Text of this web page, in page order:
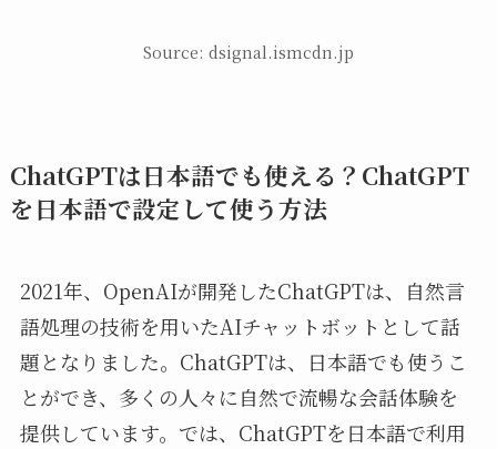
Source: dsignal.ismcdn.jp
ChatGPTは日本語でも使える？ChatGPT
を日本語で設定して使う方法
2021年、OpenAIが開発したChatGPTは、自然言
語処理の技術を用いたAIチャットボットとして話
題となりました。ChatGPTは、日本語でも使うこ
とができ、多くの人々に自然で流暢な会話体験を
提供しています。では、ChatGPTを日本語で利用